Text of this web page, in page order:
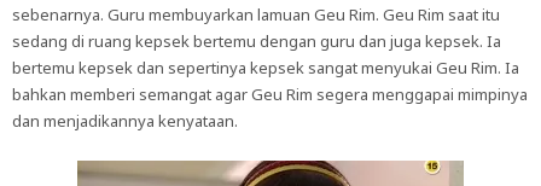
sebenarnya. Guru membuyarkan lamuan Geu Rim. Geu Rim saat itu
sedang di ruang kepsek bertemu dengan guru dan juga kepsek. Ia
bertemu kepsek dan sepertinya kepsek sangat menyukai Geu Rim. Ia
bahkan memberi semangat agar Geu Rim segera menggapai mimpinya
dan menjadikannya kenyataan.